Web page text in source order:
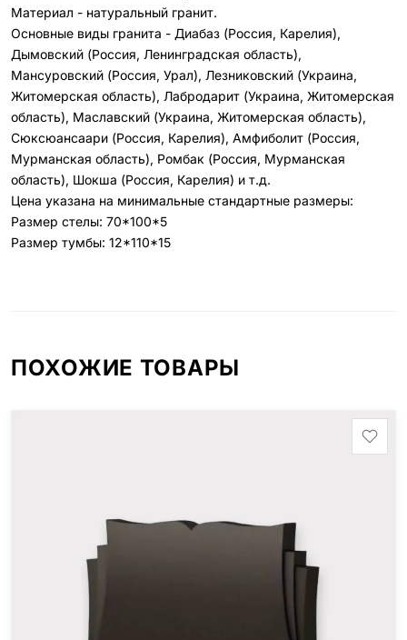
Материал - натуральный гранит.
Основные виды гранита - Диабаз (Россия, Карелия),
Дымовский (Россия, Ленинградская область),
Мансуровский (Россия, Урал), Лезниковский (Украина,
Житомерская область), Лабродарит (Украина, Житомерская
область), Маславский (Украина, Житомерская область),
Сюксюансаари (Россия, Карелия), Амфиболит (Россия,
Мурманская область), Ромбак (Россия, Мурманская
область), Шокша (Россия, Карелия) и т.д.
Цена указана на минимальные стандартные размеры:
Размер стелы: 70*100*5
Размер тумбы: 12*110*15
ПОХОЖИЕ ТОВАРЫ